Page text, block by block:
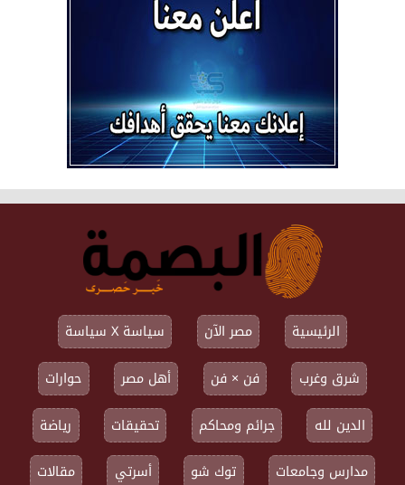
الرئيسية مصر الآن
سياسة X سياسة
شرق وغرب
فن × فن أهل مصر
حوارات
الدين لله
جرائم ومحاكم تحقيقات
رياضة
مدارس وجامعات
توك شو أسرتي مقالات